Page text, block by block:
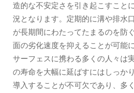
造的な不安定さを引き起こすこと
況となります。定期的に溝や排水
が長期間にわたってたまるのを防
面の劣化速度を抑えることが可能
サーフェスに携わる多くの人々は
の寿命を大幅に延ばすにはしっか
導入することが不可欠であり、多